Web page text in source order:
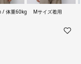
/ 体重60kg Mサイズ着用